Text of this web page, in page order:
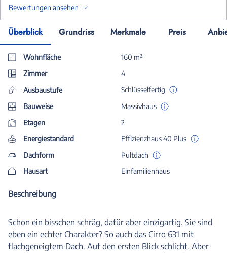
Bewertungen ansehen
Überblick Grundriss Merkmale Preis
Wohnfläche
160 m²
Zimmer
4
Ausbaustufe
Schlüsselfertig
Bauweise
Massivhaus
Etagen
2
Energiestandard
Effizienzhaus 40 Plus
Dachform
Pultdach
Hausart
Einfamilienhaus
Beschreibung
Schon ein bisschen schräg, dafür aber einzigartig. Sie sind
eben ein echter Charakter? So auch das Cirro 631 mit
flachgeneigtem Dach. Auf den ersten Blick schlicht. Aber